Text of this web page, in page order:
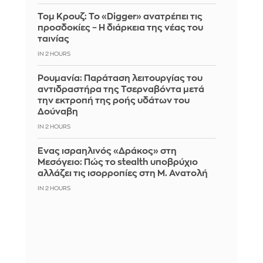
Τομ Κρουζ: Το «Digger» ανατρέπει τις
προσδοκίες – Η διάρκεια της νέας του
ταινίας
IN 2 HOURS
Ρουμανία: Παράταση λειτουργίας του
αντιδραστήρα της Τσερναβόντα μετά
την εκτροπή της ροής υδάτων του
Δούναβη
IN 2 HOURS
Ένας ισραηλινός «Δράκος» στη
Μεσόγειο: Πώς το stealth υποβρύχιο
αλλάζει τις ισορροπίες στη Μ. Ανατολή
IN 2 HOURS